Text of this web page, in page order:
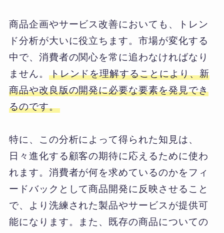
商品企画やサービス改善においても、トレン
ド分析が大いに役立ちます。市場が変化する
中で、消費者の関心を常に追わなければなり
ません。 トレンドを理解することにより、新
商品や改良版の開発に必要な要素を発見でき
るのです。
特に、この分析によって得られた知見は、
日々進化する顧客の期待に応えるために使わ
れます。消費者が何を求めているのかをフィ
ードバックとして商品開発に反映させること
で、より洗練された製品やサービスが提供可
能になります。また、既存の商品についての